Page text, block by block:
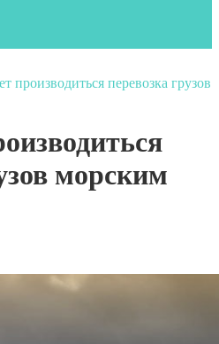
производиться перевозка грузов
морским